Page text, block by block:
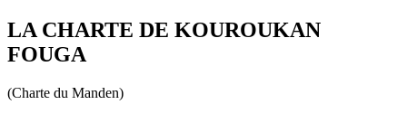
LA CHARTE DE KOUROUKAN
FOUGA
(Charte du Manden)